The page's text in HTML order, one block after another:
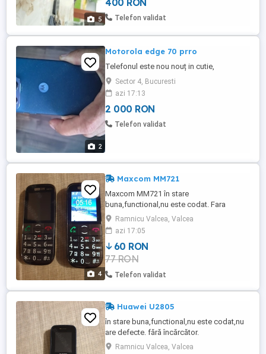
5
400 RON
Telefon validat
2
Motorola edge 70 prro
Telefonul este nou nouț in cutie,
Sector 4, Bucuresti
azi 17:13
2 000 RON
Telefon validat
4
Maxcom MM721
Maxcom MM721 în stare
buna,functional,nu este codat. Fara
încărcător. A mai rămas un telefon pentru
vânzare.
Ramnicu Valcea, Valcea
azi 17:05
60 RON
77 RON
Telefon validat
Huawei U2805
în stare buna,functional,nu este codat,nu
are defecte. fără încărcător.
Ramnicu Valcea, Valcea